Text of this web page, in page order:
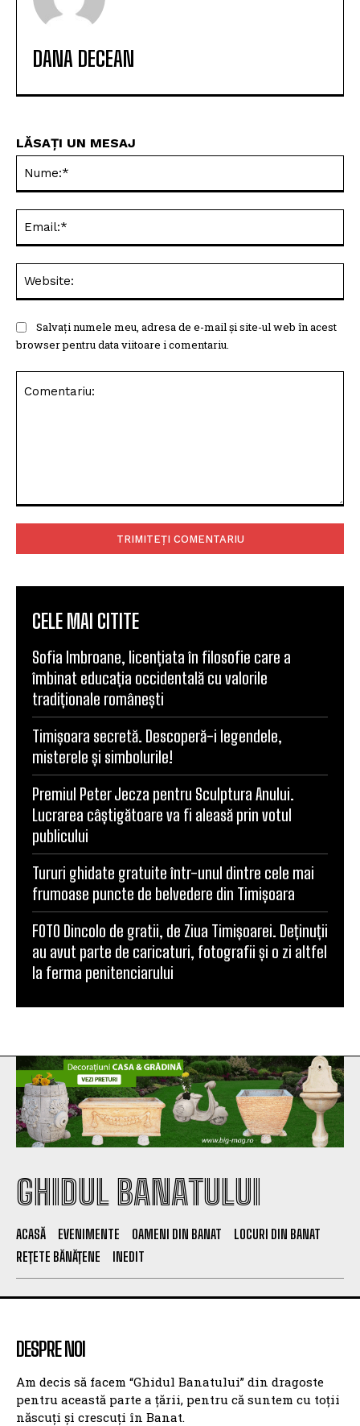
DANA DECEAN
LĂSAȚI UN MESAJ
Salvați numele meu, adresa de e-mail și site-ul web în acest
browser pentru data viitoare i comentariu.
CELE MAI CITITE
Sofia Imbroane, licențiata în filosofie care a
îmbinat educația occidentală cu valorile
tradiționale românești
Timișoara secretă. Descoperă-i legendele,
misterele și simbolurile!
Premiul Peter Jecza pentru Sculptura Anului.
Lucrarea câștigătoare va fi aleasă prin votul
publicului
Tururi ghidate gratuite într-unul dintre cele mai
frumoase puncte de belvedere din Timișoara
FOTO Dincolo de gratii, de Ziua Timișoarei. Deținuții
au avut parte de caricaturi, fotografii și o zi altfel
la ferma penitenciarului
GHIDUL BANATULUI
ACASĂ EVENIMENTE OAMENI DIN BANAT
LOCURI DIN BANAT
REȚETE BĂNĂȚENE
INEDIT
DESPRE NOI
Am decis să facem “Ghidul Banatului” din dragoste
pentru această parte a țării, pentru că suntem cu toții
născuți și crescuți în Banat.